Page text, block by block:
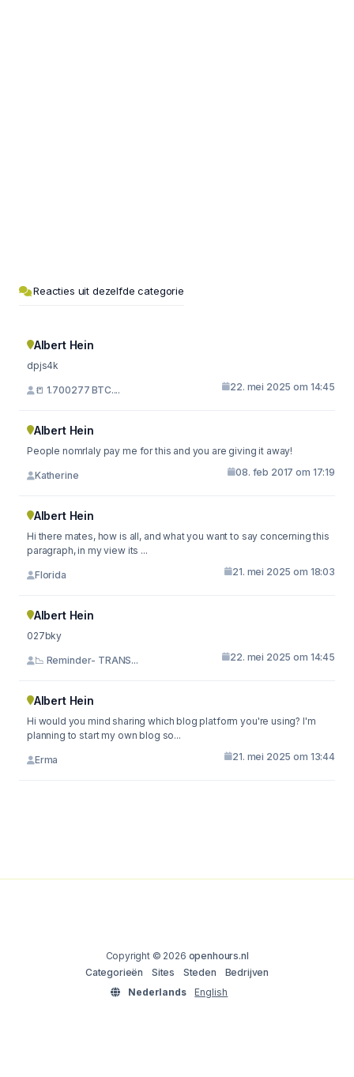
Reacties uit dezelfde categorie
Albert Hein
dpjs4k
📒 1.700277 BTC.... 22. mei 2025 om 14:45
Albert Hein
People nomrlaly pay me for this and you are giving it away!
Katherine 08. feb 2017 om 17:19
Albert Hein
Hi there mates, how is all, and what you want to say concerning this
paragraph, in my view its ...
Florida 21. mei 2025 om 18:03
Albert Hein
027bky
📉 Reminder- TRANS... 22. mei 2025 om 14:45
Albert Hein
Hi would you mind sharing which blog platform you're using? I'm
planning to start my own blog so...
Erma 21. mei 2025 om 13:44
Copyright © 2026 openhours.nl
Categorieën
Sites Steden
Bedrijven
Nederlands
English